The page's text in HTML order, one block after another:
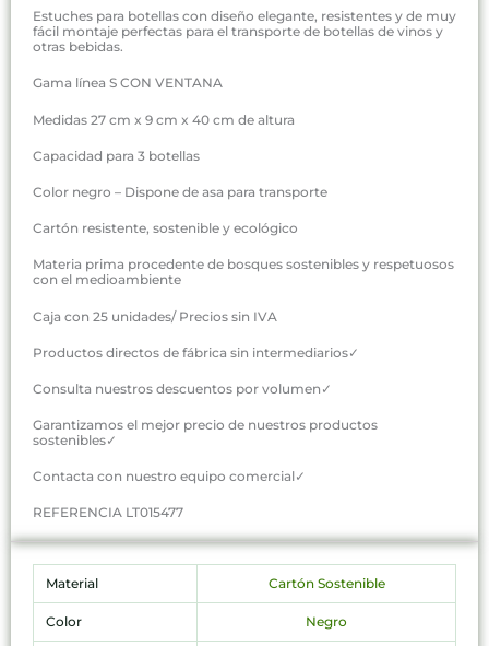
Estuches para botellas con diseño elegante, resistentes y de muy
fácil montaje perfectas para el transporte de botellas de vinos y
otras bebidas.
Gama línea S CON VENTANA
Medidas 27 cm x 9 cm x 40 cm de altura
Capacidad para 3 botellas
Color negro – Dispone de asa para transporte
Cartón resistente, sostenible y ecológico
Materia prima procedente de bosques sostenibles y respetuosos
con el medioambiente
Caja con 25 unidades/ Precios sin IVA
Productos directos de fábrica sin intermediarios✓
Consulta nuestros descuentos por volumen✓
Garantizamos el mejor precio de nuestros productos
sostenibles✓
Contacta con nuestro equipo comercial✓
REFERENCIA LT015477
Material Cartón Sostenible
Color Negro